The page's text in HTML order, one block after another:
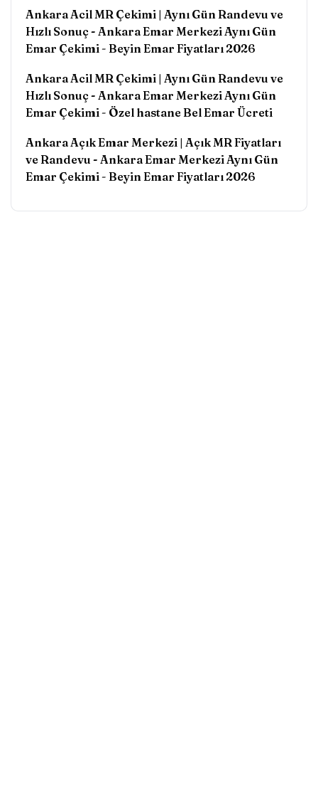
Ankara Acil MR Çekimi | Aynı Gün Randevu ve
Hızlı Sonuç - Ankara Emar Merkezi Aynı Gün
Emar Çekimi - Beyin Emar Fiyatları 2026
Ankara Acil MR Çekimi | Aynı Gün Randevu ve
Hızlı Sonuç - Ankara Emar Merkezi Aynı Gün
Emar Çekimi - Özel hastane Bel Emar Ücreti
Ankara Açık Emar Merkezi | Açık MR Fiyatları
ve Randevu - Ankara Emar Merkezi Aynı Gün
Emar Çekimi - Beyin Emar Fiyatları 2026